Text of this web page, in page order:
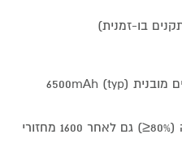
סוללת סיליקון-פחמן כפולת תאים מובנית 6500mAh (typ)
שמירה על קיבולת יציבה וגבוהה (80%≤) גם לאחר 1600 מחזורי